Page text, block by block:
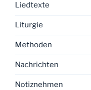
Liedtexte
Liturgie
Methoden
Nachrichten
Notiznehmen